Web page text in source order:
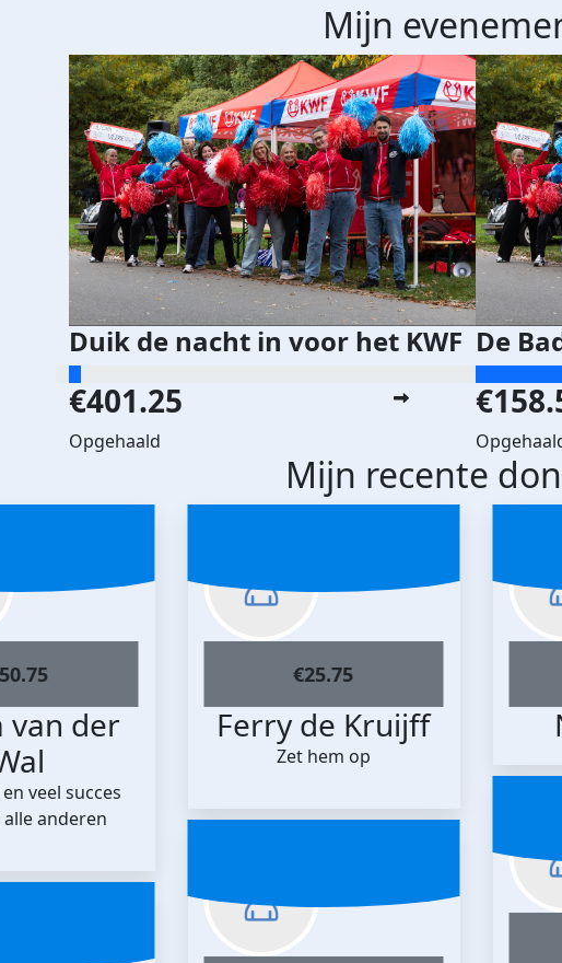
Mijn
Duik de nacht in voor het KWF
€401.25
Opgehaald
De
Mijn recente
50.75
van der
veel succes
anderen
€25.75
Ferry de Kruijff
Zet hem op